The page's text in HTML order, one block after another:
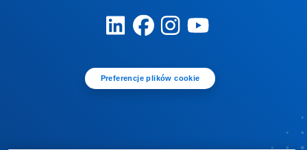
Preferencje plików cookie